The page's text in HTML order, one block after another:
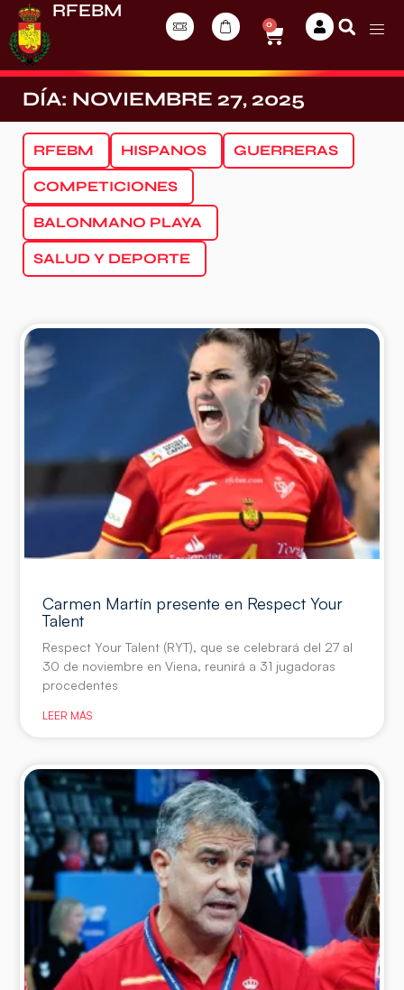
RFEBM
0
DÍA: NOVIEMBRE 27, 2025
RFEBM HISPANOS GUERRERAS
COMPETICIONES
BALONMANO PLAYA
SALUD Y DEPORTE
Carmen Martín presente en Respect Your
Talent
Respect Your Talent (RYT), que se celebrará del 27 al
30 de noviembre en Viena, reunirá a 31 jugadoras
procedentes
LEER MÁS